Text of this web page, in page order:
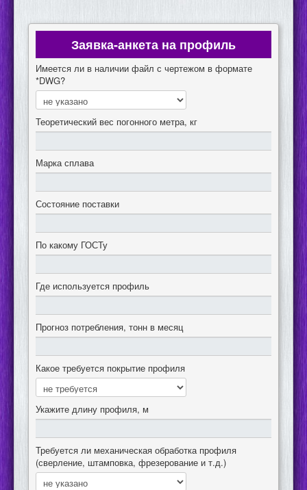
Заявка-анкета на профиль
Имеется ли в наличии файл с чертежом в формате
*DWG?
Теоретический вес погонного метра, кг
Марка сплава
Состояние поставки
По какому ГОСТу
Где используется профиль
Прогноз потребления, тонн в месяц
Какое требуется покрытие профиля
Укажите длину профиля, м
Требуется ли механическая обработка профиля
(сверление, штамповка, фрезерование и т.д.)